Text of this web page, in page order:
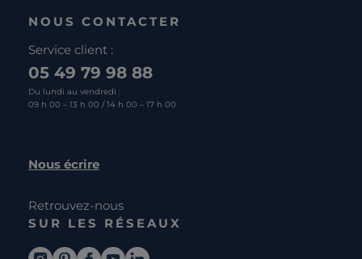
NOUS CONTACTER
Service client :
05 49 79 98 88
Du lundi au vendredi :
09 h 00 – 13 h 00 / 14 h 00 – 17 h 00
Nous écrire
Retrouvez-nous
SUR LES RÉSEAUX